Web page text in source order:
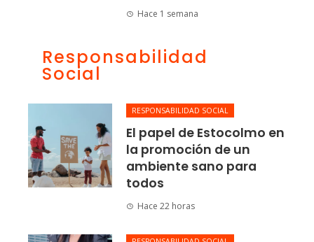
Hace 1 semana
Responsabilidad
Social
RESPONSABILIDAD SOCIAL
El papel de Estocolmo en
la promoción de un
ambiente sano para
todos
Hace 22 horas